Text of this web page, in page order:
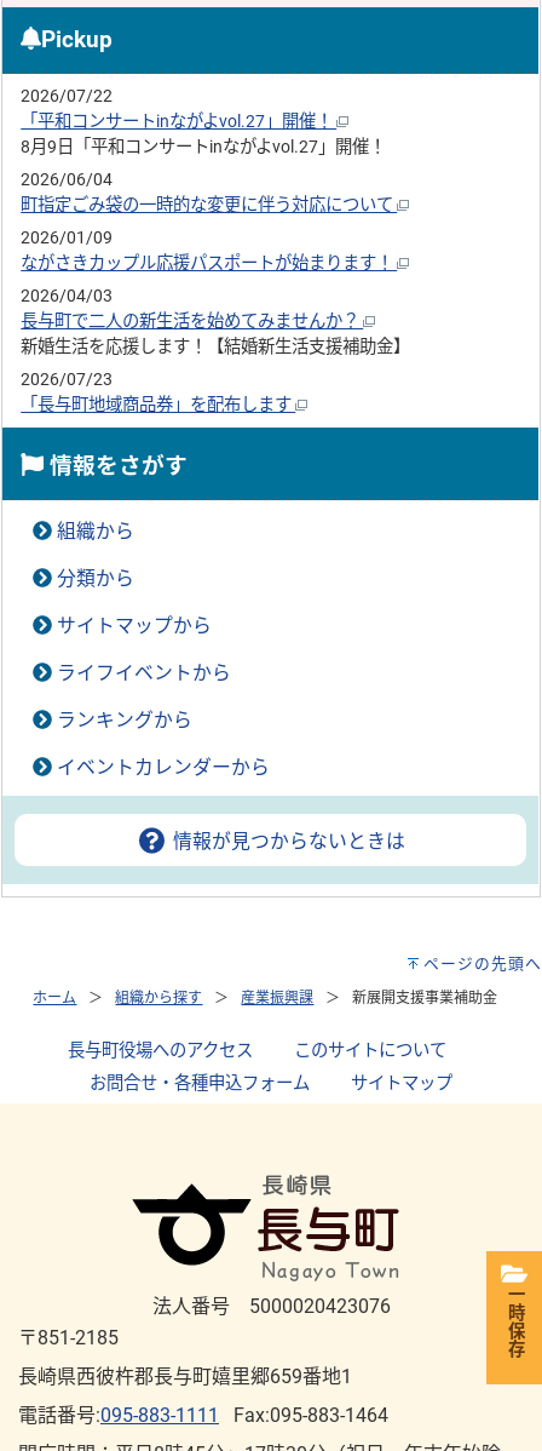
Pickup
2026/07/22
「平和コンサートinながよvol.27」開催！
8月9日「平和コンサートinながよvol.27」開催！
2026/06/04
町指定ごみ袋の一時的な変更に伴う対応について
2026/01/09
ながさきカップル応援パスポートが始まります！
2026/04/03
長与町で二人の新生活を始めてみませんか？
新婚生活を応援します！【結婚新生活支援補助金】
2026/07/23
「長与町地域商品券」を配布します
情報をさがす
組織から
分類から
サイトマップから
ライフイベントから
ランキングから
イベントカレンダーから
情報が見つからないときは
ページの先頭へ
ホーム 組織から探す 産業振興課 新展開支援事業補助金
長与町役場へのアクセス このサイトについて
お問合せ・各種申込フォーム
サイトマップ
法人番号 5000020423076
〒851-2185
長崎県西彼杵郡長与町嬉里郷659番地1
電話番号:095-883-1111
Fax:095-883-1464
一時保存